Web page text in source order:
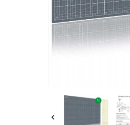
